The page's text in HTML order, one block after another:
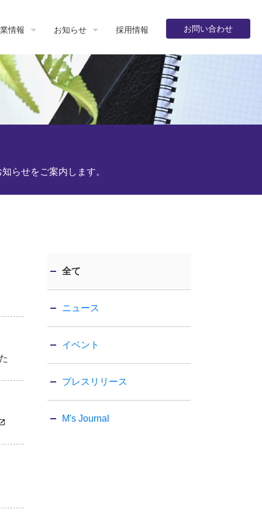
情報 お知らせ 採用情報 お問い合わせ
らせをご案内します。
全て
ニュース
イベント
プレスリリース
M's Journal